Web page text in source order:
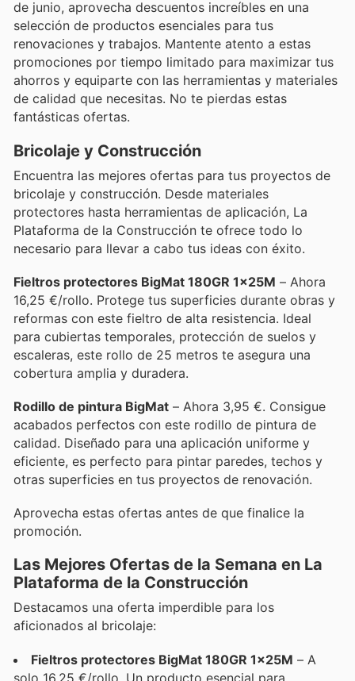
de junio, aprovecha descuentos increíbles en una
selección de productos esenciales para tus
renovaciones y trabajos. Mantente atento a estas
promociones por tiempo limitado para maximizar tus
ahorros y equiparte con las herramientas y materiales
de calidad que necesitas. No te pierdas estas
fantásticas ofertas.
Bricolaje y Construcción
Encuentra las mejores ofertas para tus proyectos de
bricolaje y construcción. Desde materiales
protectores hasta herramientas de aplicación, La
Plataforma de la Construcción te ofrece todo lo
necesario para llevar a cabo tus ideas con éxito.
Fieltros protectores BigMat 180GR 1x25M – Ahora
16,25 €/rollo. Protege tus superficies durante obras y
reformas con este fieltro de alta resistencia. Ideal
para cubiertas temporales, protección de suelos y
escaleras, este rollo de 25 metros te asegura una
cobertura amplia y duradera.
Rodillo de pintura BigMat – Ahora 3,95 €. Consigue
acabados perfectos con este rodillo de pintura de
calidad. Diseñado para una aplicación uniforme y
eficiente, es perfecto para pintar paredes, techos y
otras superficies en tus proyectos de renovación.
Aprovecha estas ofertas antes de que finalice la
promoción.
Las Mejores Ofertas de la Semana en La
Plataforma de la Construcción
Destacamos una oferta imperdible para los
aficionados al bricolaje:
Fieltros protectores BigMat 180GR 1x25M – A
solo 16,25 €/rollo. Un producto esencial para